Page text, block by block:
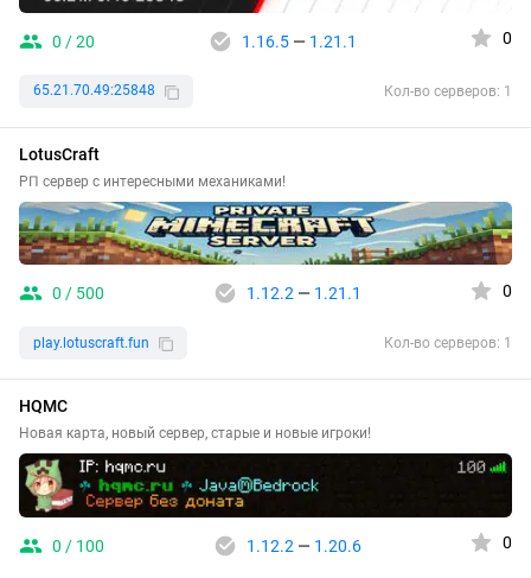
0 / 20 1.16.5— 1.21.1 0
65.21.70.49:25848 Кол-во серверов: 1
LotusCraft
РП сервер с интересными механиками!
0 / 500 1.12.2 — 1.21.1 0
play.lotuscraft.fun Кол-во серверов: 1
HQMC
Новая карта, новый сервер, старые и новые игроки!
0 / 100 1.12.2 — 1.20.6 0